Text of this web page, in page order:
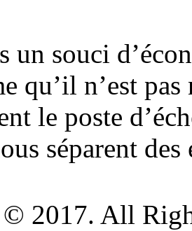
un souci
qu’il n’est
le poste
séparent
2017. All